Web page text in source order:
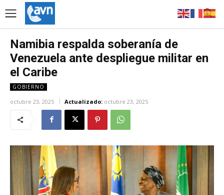
Namibia respalda soberanía de
Venezuela ante despliegue militar en
el Caribe
GOBIERNO
octubre 23, 2025 Actualizado: octubre 23, 2025